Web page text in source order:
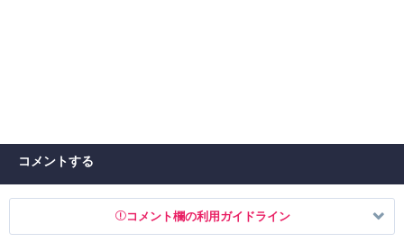
コメントする
コメント欄の利用ガイドライン